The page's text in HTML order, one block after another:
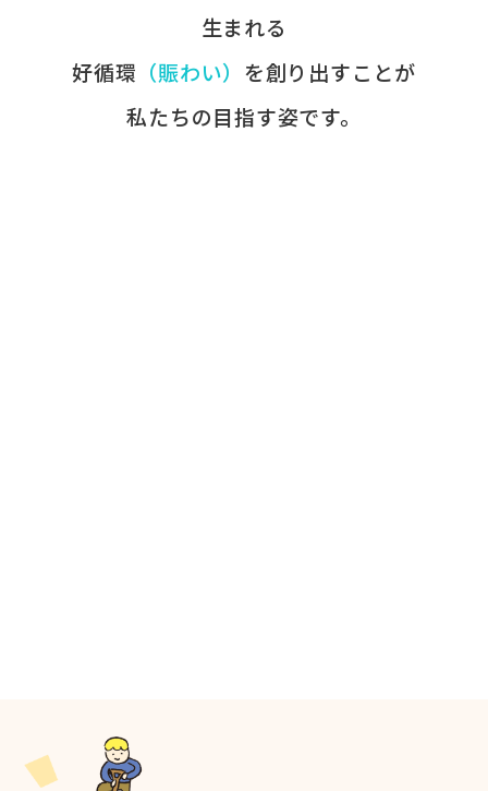
生まれる
好循環 ​（賑わい） を​創り出すことが
​私たちの​目指す姿です。​